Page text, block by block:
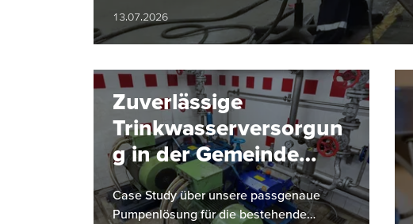
13.07.2026
Zuverlässige
Trinkwasserversorgun
g in der Gemeinde
Hinterstoder
Case Study über unsere passgenaue
Pumpenlösung für die bestehende